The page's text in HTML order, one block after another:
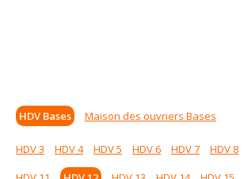
HDV Bases Maison des ouvriers Bases
HDV 3 HDV 4 HDV 5 HDV 6 HDV 7 HDV 8